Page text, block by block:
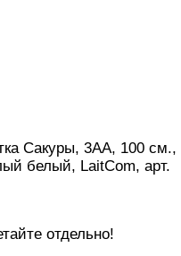
Сакуры, 3АА, 100 см.,
белый, LaitCom, арт.
отдельно!